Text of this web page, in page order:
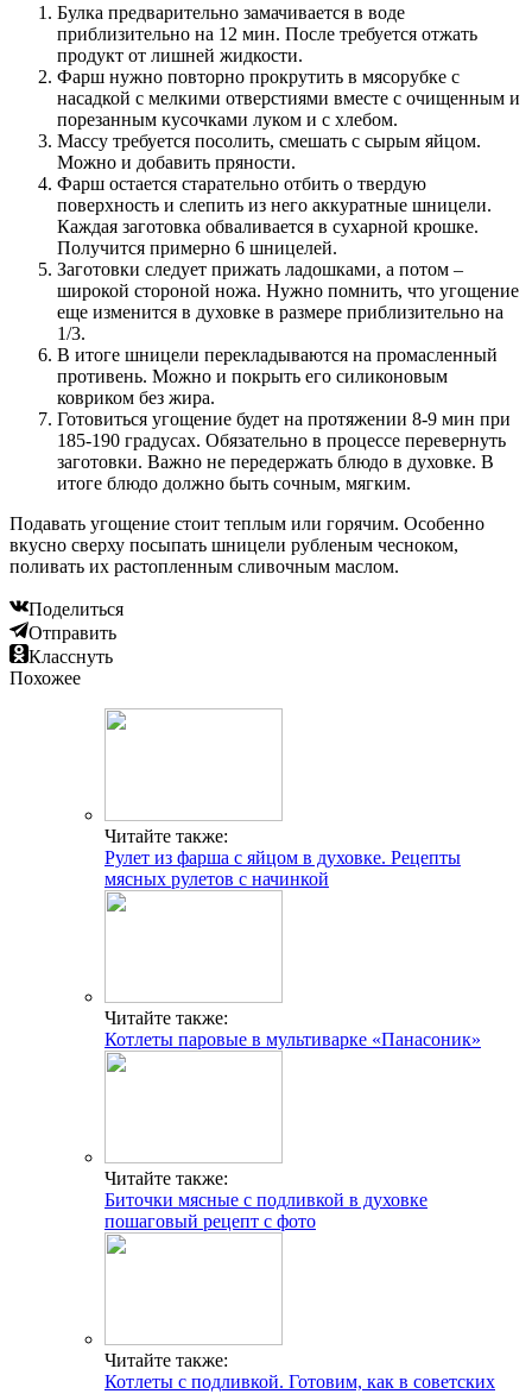
Булка предварительно замачивается в воде
приблизительно на 12 мин. После требуется отжать
продукт от лишней жидкости.
Фарш нужно повторно прокрутить в мясорубке с
насадкой с мелкими отверстиями вместе с очищенным и
порезанным кусочками луком и с хлебом.
Массу требуется посолить, смешать с сырым яйцом.
Можно и добавить пряности.
Фарш остается старательно отбить о твердую
поверхность и слепить из него аккуратные шницели.
Каждая заготовка обваливается в сухарной крошке.
Получится примерно 6 шницелей.
Заготовки следует прижать ладошками, а потом –
широкой стороной ножа. Нужно помнить, что угощение
еще изменится в духовке в размере приблизительно на
1/3.
В итоге шницели перекладываются на промасленный
противень. Можно и покрыть его силиконовым
ковриком без жира.
Готовиться угощение будет на протяжении 8-9 мин при
185-190 градусах. Обязательно в процессе перевернуть
заготовки. Важно не передержать блюдо в духовке. В
итоге блюдо должно быть сочным, мягким.
Подавать угощение стоит теплым или горячим. Особенно
вкусно сверху посыпать шницели рубленым чесноком,
поливать их растопленным сливочным маслом.
Поделиться
Отправить
Класснуть
Похожее
Читайте также:
Рулет из фарша с яйцом в духовке. Рецепты
мясных рулетов с начинкой
Читайте также:
Котлеты паровые в мультиварке «Панасоник»
Читайте также:
Биточки мясные с подливкой в духовке
пошаговый рецепт с фото
Читайте также:
Котлеты с подливкой. Готовим, как в советских